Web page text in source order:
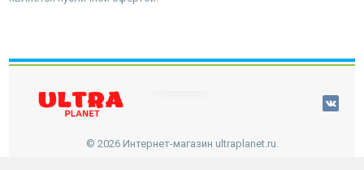
© 2026 Интернет-магазин ultraplanet.ru.
наверх